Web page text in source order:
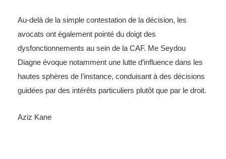
Au-delà de la simple contestation de la décision, les
avocats ont également pointé du doigt des
dysfonctionnements au sein de la CAF. Me Seydou
Diagne évoque notamment une lutte d’influence dans les
hautes sphères de l’instance, conduisant à des décisions
guidées par des intérêts particuliers plutôt que par le droit.
Aziz Kane